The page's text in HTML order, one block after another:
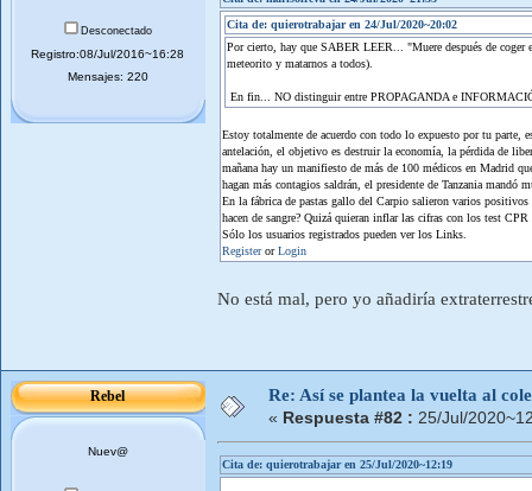
Desconectado
Registro:08/Jul/2016~16:28
Mensajes: 220
Cita de: quierotrabajar en 24/Jul/2020~20:02
Por cierto, hay que SABER LEER... "Muere después de coger
meteorito y matarnos a todos).
En fin... NO distinguir entre PROPAGANDA e
Estoy totalmente de acuerdo con todo lo expuesto por tu parte,
antelación, el objetivo es destruir la economía, la pérdida de
mañana hay un manifiesto de más de 100 médicos en Madrid
hagan más contagios saldrán, el presidente de Tanzania mandó
En la fábrica de pastas gallo del Carpio salieron varios
hacen de sangre? Quizá quieran inflar las cifras con los test CPR
Sólo los usuarios registrados pueden ver los Links.
RegisterorLogin
No está mal, pero yo añadiría
Rebel
Nuev@
Re: Así se plantea la vuelta al
« Respuesta #82 : 25/Jul/
Cita de: quierotrabajar en 25/Jul/2020~12:19